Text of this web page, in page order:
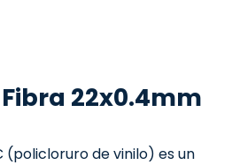
22x0.4mm
(policloruro de vinilo) es un